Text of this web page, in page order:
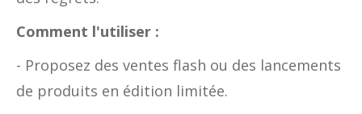
Comment l'utiliser :
- Proposez des ventes flash ou des lancements
de produits en édition limitée.